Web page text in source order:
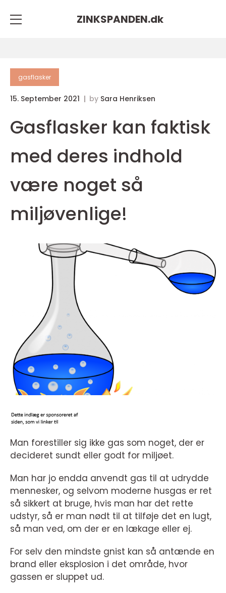
ZINKSPANDEN.dk
gasflasker
15. September 2021 by Sara Henriksen
Gasflasker kan faktisk
med deres indhold
være noget så
miljøvenlige!
Man forestiller sig ikke gas som noget, der er
decideret sundt eller godt for miljøet.
Man har jo endda anvendt gas til at udrydde
mennesker, og selvom moderne husgas er ret
så sikkert at bruge, hvis man har det rette
udstyr, så er man nødt til at tilføje det en lugt,
så man ved, om der er en lækage eller ej.
For selv den mindste gnist kan så antænde en
brand eller eksplosion i det område, hvor
gassen er sluppet ud.